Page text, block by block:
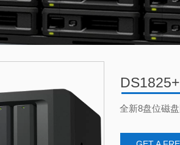
DS1825+
全新8盘位磁